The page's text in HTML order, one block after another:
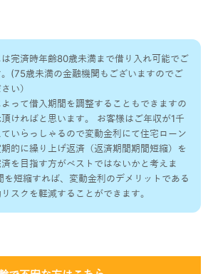
完済時年齢80歳未満まで借り入れ可能でご
。(75歳未満の金融機関もございますのでご
い）
って借入期間を調整することもできますの
ければと思います。 お客様はご年収が1千
いらっしゃるので変動金利にて住宅ローン
的に繰り上げ返済（返済期間期間短縮）を
済を目指す方がベストではないかと考えま
を短縮すれば、変動金利のデメリットである
スクを軽減することができます。